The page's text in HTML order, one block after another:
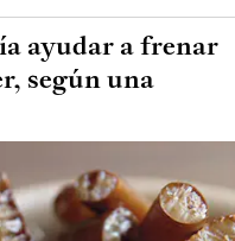
ayudar a frenar
según una